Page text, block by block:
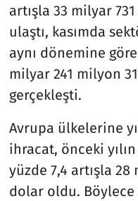
artışla 33 milyar
ulaştı, kasımda
aynı dönemine
milyar 241 milyon
gerçekleşti.
Avrupa ülkelerine
ihracat, önceki
yüzde 7,4 artışla
dolar oldu.